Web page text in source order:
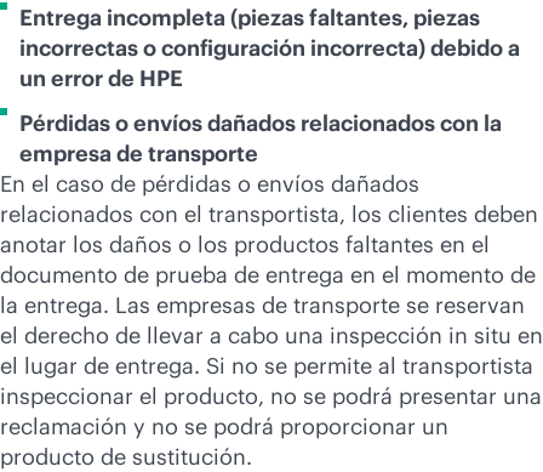
Entrega incompleta (piezas faltantes, piezas
incorrectas o configuración incorrecta) debido a
un error de HPE
Pérdidas o envíos dañados relacionados con la
empresa de transporte
En el caso de pérdidas o envíos dañados
relacionados con el transportista, los clientes deben
anotar los daños o los productos faltantes en el
documento de prueba de entrega en el momento de
la entrega. Las empresas de transporte se reservan
el derecho de llevar a cabo una inspección in situ en
el lugar de entrega. Si no se permite al transportista
inspeccionar el producto, no se podrá presentar una
reclamación y no se podrá proporcionar un
producto de sustitución.